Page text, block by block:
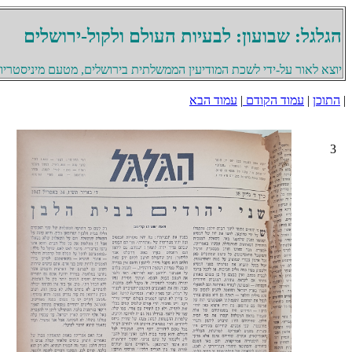
הגלגל: שבועון: לבעיות העולם ולקול-ירושלים
יוצא לאור על-ידי לשכת המודיעין הממשלתית בירושלים, מטעם
| התוכן | עמוד הקודם | עמוד הבא
3